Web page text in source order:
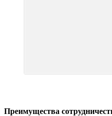
Преимущества